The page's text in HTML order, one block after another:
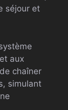
séjour et
aux
chaîner
simulant